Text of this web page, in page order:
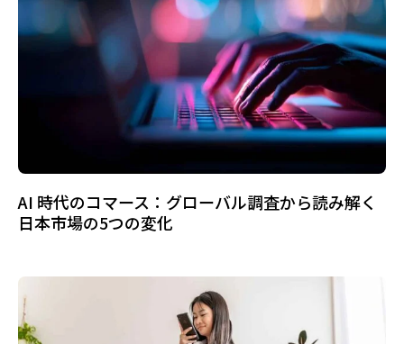
AI 時代のコマース：グローバル調査から読み解く
日本市場の5つの変化